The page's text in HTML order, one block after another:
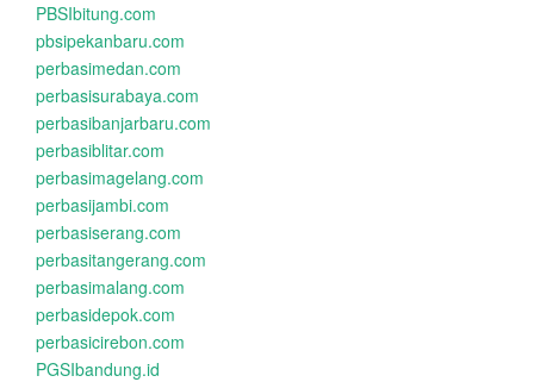
PBSIbitung.com
pbsipekanbaru.com
perbasimedan.com
perbasisurabaya.com
perbasibanjarbaru.com
perbasiblitar.com
perbasimagelang.com
perbasijambi.com
perbasiserang.com
perbasitangerang.com
perbasimalang.com
perbasidepok.com
perbasicirebon.com
PGSIbandung.id